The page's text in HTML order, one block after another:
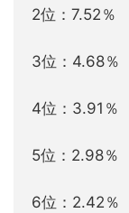
2位：7.52％
3位：4.68％
4位：3.91％
5位：2.98％
6位：2.42％